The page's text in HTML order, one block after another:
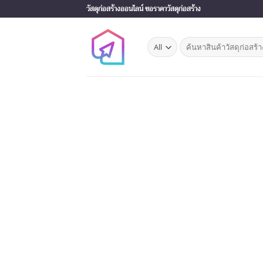
to
วัสดุก่อสร้างออนไลน์ ขอราคาวัสดุก่อสร้าง
Search
for: